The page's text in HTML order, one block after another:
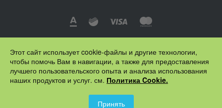
© 2016 "Профимебельщик" - все для изготовления мебели.
Все права защищены
Этот сайт использует cookie-файлы и другие технологии,
чтобы помочь Вам в навигации, а также для предоставления
лучшего пользовательского опыта и анализа использования
наших продуктов и услуг. см. Политика Cookie.
Принять